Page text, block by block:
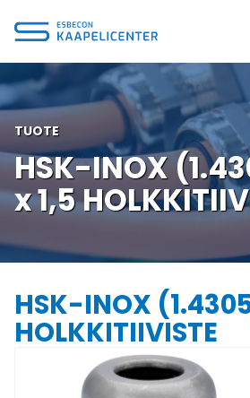
sisältöön
TUOTE
HSK-INOX
x 1,5
HSK-INOX
HOLKKITIIVISTE